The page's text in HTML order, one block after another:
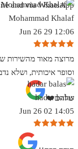
and via WhatsApp
Mohammad Khalaf
12:06 29 Jun 26
מרוצה מאוד מהשירות
וסופר איכותית, ושלא
שלהם❤️
hadar balas
14:05 02 Jun 26